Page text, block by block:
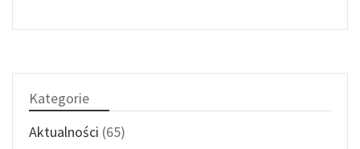
Kategorie
Aktualności (65)